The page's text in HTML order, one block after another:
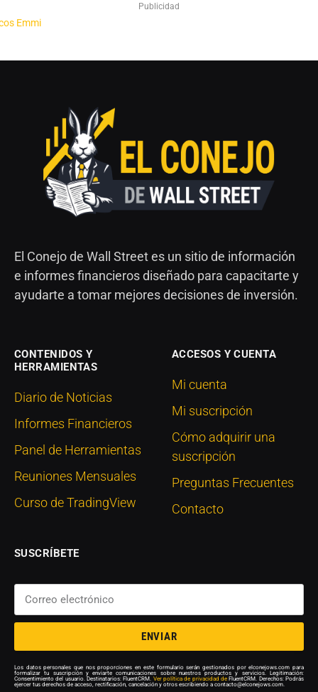
Publicidad
El Conejo de Wall Street es un sitio de información
e informes financieros diseñado para capacitarte y
ayudarte a tomar mejores decisiones de inversión.
CONTENIDOS Y
HERRAMIENTAS
Diario de Noticias
Informes Financieros
Panel de Herramientas
Reuniones Mensuales
Curso de TradingView
ACCESOS Y CUENTA
Mi cuenta
Mi suscripción
Cómo adquirir una
suscripción
Preguntas Frecuentes
Contacto
SUSCRÍBETE
ENVIAR
Los datos personales que nos proporciones en este formulario serán gestionados por elconejows.com para
formalizar tu suscripción y enviarte comunicaciones sobre nuestros productos y servicios. Legitimación:
Consentimiento del usuario. Destinatarios: FluentCRM. Ver política de privacidad de FluentCRM. Derechos: Podrás
ejercer tus derechos de acceso, rectificación, cancelación y otros escribiendo a contacto@elconejows.com.